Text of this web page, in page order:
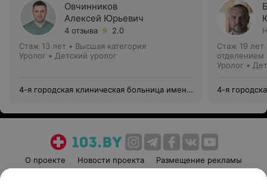
Овчинников
Алексей Юрьевич
4 отзыва
2.0
Стаж 13 лет • Высшая категория
Уролог • Детский уролог
4-я городская клиническая больница имени
Стаж 19 лет
отделением
Уролог •
4-я
О проекте Новости проекта
Размещение рекламы